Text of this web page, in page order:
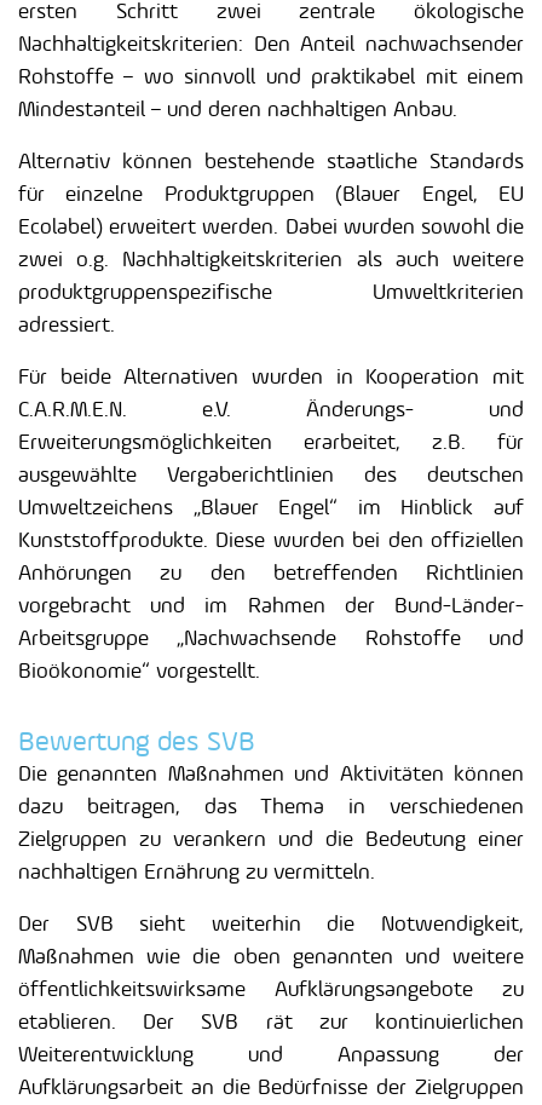
ersten Schritt zwei zentrale ökologische
Nachhaltigkeitskriterien: Den Anteil nachwachsender
Rohstoffe – wo sinnvoll und praktikabel mit einem
Mindestanteil – und deren nachhaltigen Anbau.
Alternativ können bestehende staatliche Standards
für einzelne Produktgruppen (Blauer Engel, EU
Ecolabel) erweitert werden. Dabei wurden sowohl die
zwei o.g. Nachhaltigkeitskriterien als auch weitere
produktgruppenspezifische Umweltkriterien
adressiert.
Für beide Alternativen wurden in Kooperation mit
C.A.R.M.E.N. e.V. Änderungs- und
Erweiterungsmöglichkeiten erarbeitet, z.B. für
ausgewählte Vergaberichtlinien des deutschen
Umweltzeichens „Blauer Engel“ im Hinblick auf
Kunststoffprodukte. Diese wurden bei den offiziellen
Anhörungen zu den betreffenden Richtlinien
vorgebracht und im Rahmen der Bund-Länder-
Arbeitsgruppe „Nachwachsende Rohstoffe und
Bioökonomie“ vorgestellt.
Bewertung des SVB
Die genannten Maßnahmen und Aktivitäten können
dazu beitragen, das Thema in verschiedenen
Zielgruppen zu verankern und die Bedeutung einer
nachhaltigen Ernährung zu vermitteln.
Der SVB sieht weiterhin die Notwendigkeit,
Maßnahmen wie die oben genannten und weitere
öffentlichkeitswirksame Aufklärungsangebote zu
etablieren. Der SVB rät zur kontinuierlichen
Weiterentwicklung und Anpassung der
Aufklärungsarbeit an die Bedürfnisse der Zielgruppen